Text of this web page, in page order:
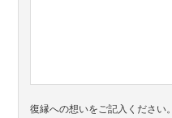
復縁への想いをご記入ください。